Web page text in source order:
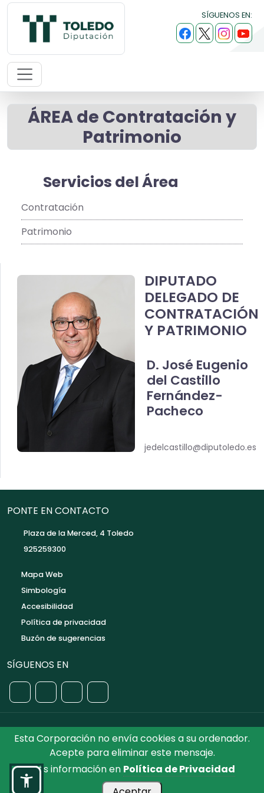
SÍGUENOS EN:
Esta Corporación no envía cookies a su ordenador.
Acepte para eliminar este mensaje.
Más información en Política de Privacidad
ÁREA de Contratación y
Patrimonio
Servicios del Área
Contratación
Patrimonio
DIPUTADO
DELEGADO DE
CONTRATACIÓN
Y PATRIMONIO
D. José Eugenio
del Castillo
Fernández-
Pacheco
jedelcastillo@diputoledo.es
PONTE EN CONTACTO
Plaza de la Merced, 4 Toledo
925259300
Mapa Web
Simbología
Accesibilidad
Política de privacidad
Buzón de sugerencias
SÍGUENOS EN
©2026 Diputación de Toledo. Reservados todos los
Derechos. Diseñado por Diputación de Toledo